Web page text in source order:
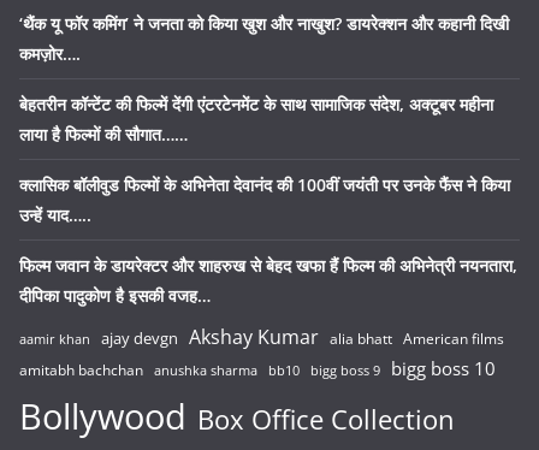
‘थैंक यू फॉर कमिंग’ ने जनता को किया खुश और नाखुश? डायरेक्शन और कहानी दिखी
कमज़ोर….
बेहतरीन कॉन्टेंट की फिल्में देंगी एंटरटेनमेंट के साथ सामाजिक संदेश, अक्टूबर महीना
लाया है फिल्मों की सौगात……
क्लासिक बॉलीवुड फिल्मों के अभिनेता देवानंद की 100वीं जयंती पर उनके फैंस ने किया
उन्हें याद…..
फिल्म जवान के डायरेक्टर और शाहरुख से बेहद खफा हैं फिल्म की अभिनेत्री नयनतारा,
दीपिका पादुकोण है इसकी वजह…
aamir khan ajay devgn Akshay Kumar alia bhatt American films
amitabh bachchan anushka sharma bb10 bigg boss 9 bigg boss 10
Bollywood Box Office Collection